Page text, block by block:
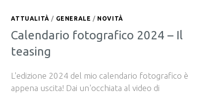
ATTUALITÀ / GENERALE / NOVITÀ
Calendario fotografico 2024 – Il
teasing
L'edizione 2024 del mio calendario fotografico è
appena uscita! Dai un'occhiata al video di